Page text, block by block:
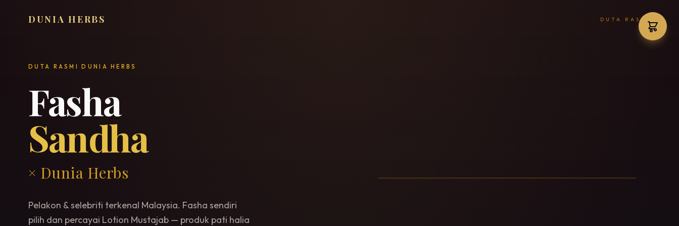
DUNIA HERBS DUTA RASMI
DUTA RASMI DUNIA HERBS
Fasha
Sandha
× Dunia Herbs
Pelakon & selebriti terkenal Malaysia. Fasha sendiri
pilih dan percayai Lotion Mustajab — produk pati halia